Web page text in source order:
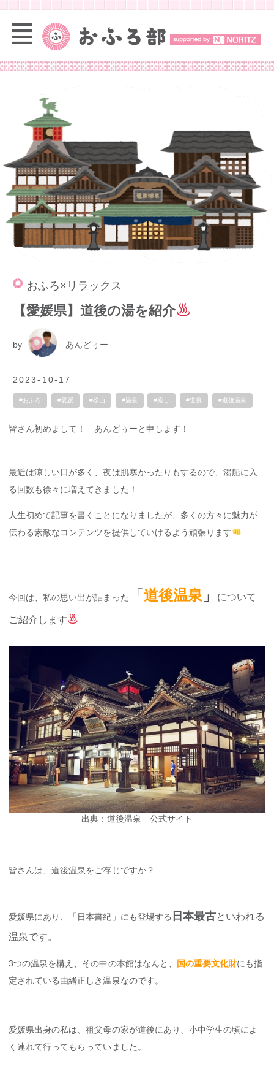
おふろ×リラックス
【愛媛県】道後の湯を紹介
by あんどぅー
2023-10-17
#おふろ #愛媛 #松山 #温泉 #癒し #道後 #道後温泉
皆さん初めまして！ あんどぅーと申します！
最近は涼しい日が多く、夜は肌寒かったりもするので、湯船に入
る回数も徐々に増えてきました！
人生初めて記事を書くことになりましたが、多くの方々に魅力が
伝わる素敵なコンテンツを提供していけるよう頑張ります
今回は、私の思い出が詰まった 「道後温泉 」 について
ご紹介します
出典：道後温泉 公式サイト
皆さんは、道後温泉をご存じですか？
愛媛県にあり、「日本書紀」にも登場する 日本最古といわれる
温泉です。
3つの温泉を構え、その中の本館はなんと、 国の重要文化財にも指
定されている由緒正しき温泉なのです。
愛媛県出身の私は、祖父母の家が道後にあり、小中学生の頃によ
く連れて行ってもらっていました。